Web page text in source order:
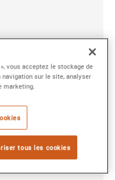
vous acceptez le stockage de
sur le site, analyser
marketing.
tous les cookies